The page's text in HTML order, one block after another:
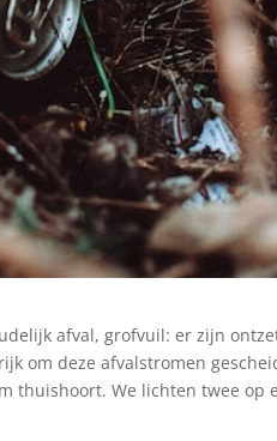
afval, grofvuil: er zijn
om deze afvalstromen
thuishoort. We lichten twee op